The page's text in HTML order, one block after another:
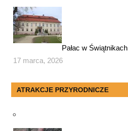
Pałac w Świątnikach
17 marca, 2026
ATRAKCJE PRZYRODNICZE